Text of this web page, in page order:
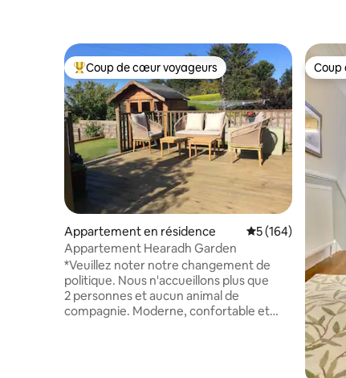
Coups de cœur voyageurs les plus appréciés
Coup de cœur voyageurs
Appartement en résidence Évaluation
5 (164)
Appartement Hearadh Garden
*Veuillez noter notre changement de
politique. Nous n'accueillons plus que
2 personnes et aucun animal de
compagnie. Moderne, confortable et
Coup